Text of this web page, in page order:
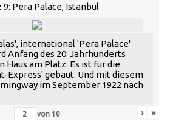
9: Pera Palace, Istanbul
international 'Pera Palace'
Anfang des 20. Jahrhunderts
Haus am Platz. Es ist für die
Express' gebaut. Und mit diesem
im September 1922 nach
von 10 › »